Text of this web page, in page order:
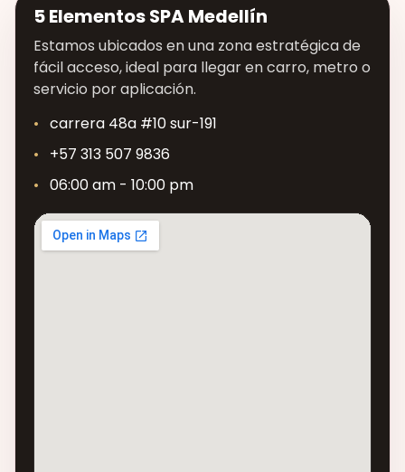
5 Elementos SPA Medellín
Estamos ubicados en una zona estratégica de
fácil acceso, ideal para llegar en carro, metro o
servicio por aplicación.
carrera 48a #10 sur-191
+57 313 507 9836
06:00 am - 10:00 pm